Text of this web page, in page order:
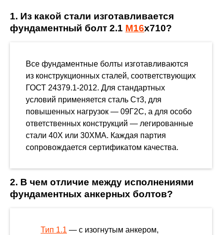
1. Из какой стали изготавливается
фундаментный болт 2.1 М16х710?
Все фундаментные болты изготавливаются
из конструкционных сталей, соответствующих
ГОСТ 24379.1-2012. Для стандартных
условий применяется сталь Ст3, для
повышенных нагрузок — 09Г2С, а для особо
ответственных конструкций — легированные
стали 40Х или 30ХМА. Каждая партия
сопровождается сертификатом качества.
2. В чем отличие между исполнениями
фундаментных анкерных болтов?
Тип 1.1 — с изогнутым анкером,